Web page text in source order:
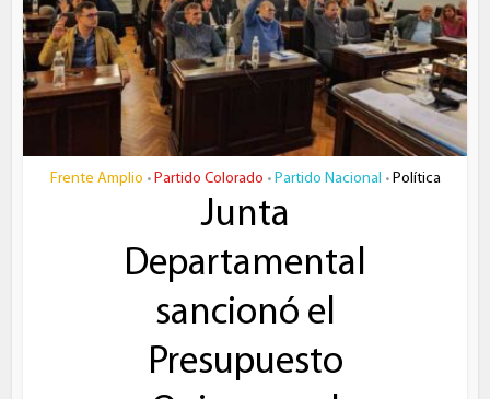
Frente Amplio • Partido Colorado • Partido Nacional • Política
Junta
Departamental
sancionó el
Presupuesto